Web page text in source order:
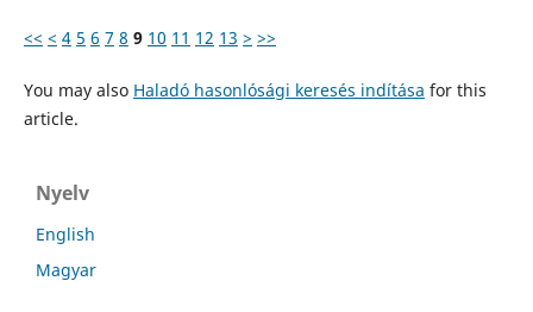
<< < 4 5 6 7 8 9 10 11 12 13 > >>
You may also Haladó hasonlósági keresés indítása for this
article.
Nyelv
English
Magyar